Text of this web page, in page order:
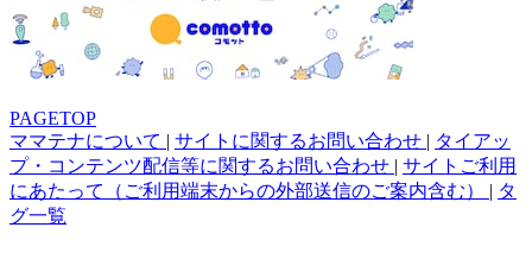
PAGETOP
ママテナについて | サイトに関するお問い合わせ | タイアッ
プ・コンテンツ配信等に関するお問い合わせ | サイトご利用
にあたって（ご利用端末からの外部送信のご案内含む） | タ
グ一覧